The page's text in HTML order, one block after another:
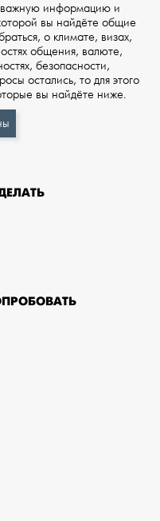
информацию и
вы найдёте общие
о климате, визах,
общения, валюте,
безопасности,
остались, то для этого
вы найдёте ниже.